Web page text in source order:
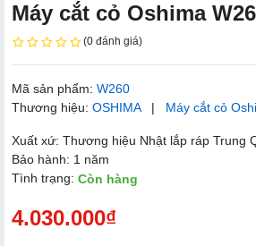
Máy cắt cỏ Oshima
(0 đánh giá)
Mã sản phẩm: W260
Thương hiệu: OSHIMA| Máy cắt cỏ
Xuất xứ: Thương hiệu Nhật lắp ráp Trung
Bảo hành: 1 năm
Tình trạng: Còn hàng
4.030.000₫